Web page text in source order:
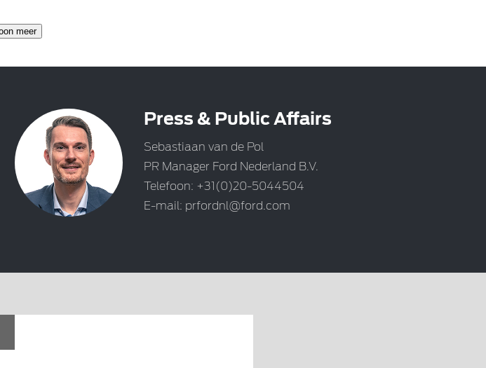
meer
Press & Public Affairs
Sebastiaan van de Pol
PR Manager Ford Nederland B.V.
Telefoon: +31(0)20-5044504
E-mail: prfordnl@ford.com